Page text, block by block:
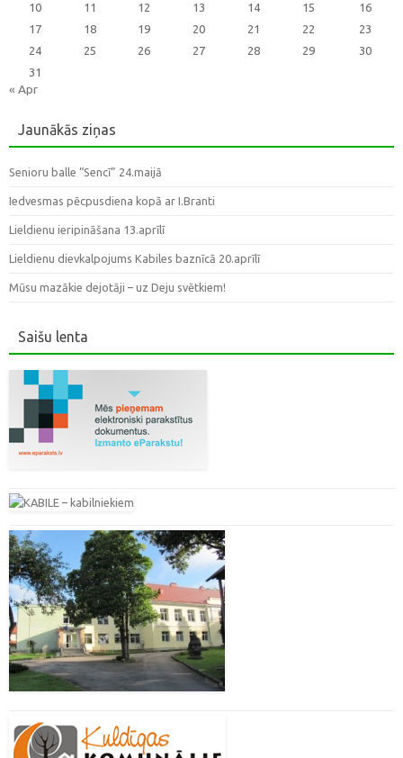
10
11 12 13 14 15
16
17
18 19 20 21 22
23
24
25 26 27 28 29
30
31
« Apr
Jaunākās ziņas
Senioru balle “Sencī” 24.maijā
Iedvesmas pēcpusdiena kopā ar I.Branti
Lieldienu ieripināšana 13.aprīlī
Lieldienu dievkalpojums Kabiles baznīcā 20.aprīlī
Mūsu mazākie dejotāji – uz Deju svētkiem!
Saišu lenta